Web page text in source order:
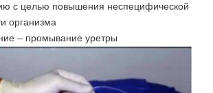
с целью повышения неспецифической
организма
– промывание уретры